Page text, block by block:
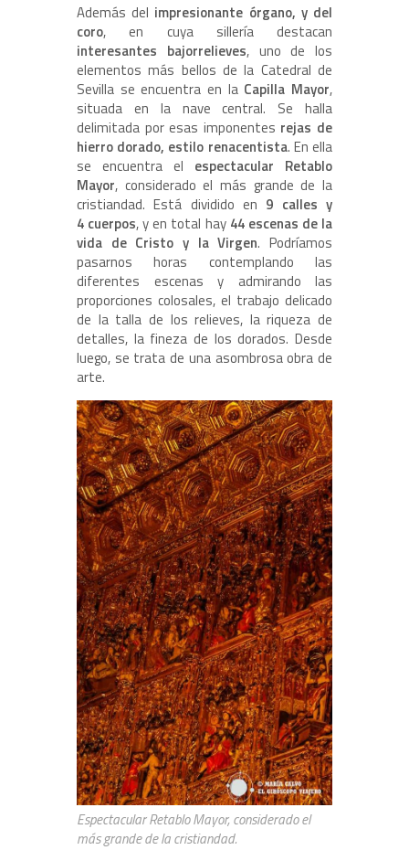
Además del impresionante órgano, y del
coro, en cuya sillería destacan
interesantes bajorrelieves, uno de los
elementos más bellos de la Catedral de
Sevilla se encuentra en laCapilla Mayor,
situada en la nave central. Se halla
delimitada por esas imponentes rejas de
hierro dorado, estilo renacentista. En ella
se encuentra el espectacular Retablo
Mayor, considerado el más grande de la
cristiandad. Está dividido en 9 calles y
4 cuerpos, y en total hay 44 escenas de la
vida de Cristo y la Virgen. Podríamos
pasarnos horas contemplando las
diferentes escenas y admirando las
proporciones colosales, el trabajo delicado
de la talla de los relieves, la riqueza de
detalles, la fineza de los dorados. Desde
luego, se trata de una asombrosa obra de
arte.
Espectacular Retablo Mayor, considerado el
más grande de la cristiandad.